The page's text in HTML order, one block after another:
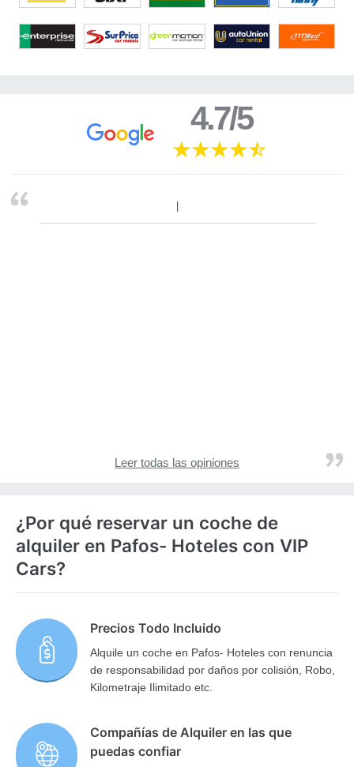
4.7/5
Leer todas las opiniones
¿Por qué reservar un coche de
alquiler en Pafos- Hoteles con VIP
Cars?
Precios Todo Incluido
Alquile un coche en Pafos- Hoteles con renuncia
de responsabilidad por daños por colisión, Robo,
Kilometraje Ilimitado etc.
Compañías de Alquiler en las que
puedas confiar